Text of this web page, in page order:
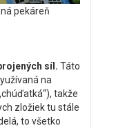
pekáreň
síl. Táto
na
takže
zložiek tu stále
to všetko